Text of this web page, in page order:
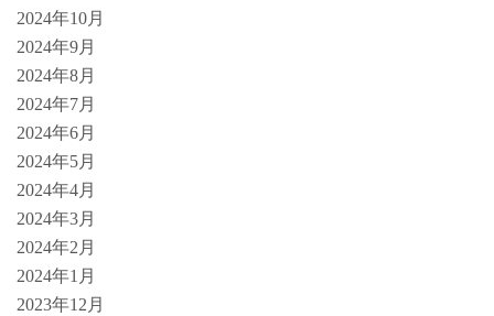
2024年10月
2024年9月
2024年8月
2024年7月
2024年6月
2024年5月
2024年4月
2024年3月
2024年2月
2024年1月
2023年12月